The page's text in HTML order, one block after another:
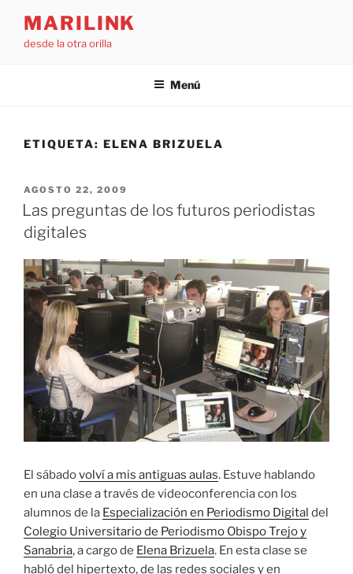
contenido
MARILINK
desde la otra orilla
Menú
ETIQUETA: ELENA BRIZUELA
PUBLICADO
EL
AGOSTO 22, 2009
Las preguntas de los futuros periodistas
digitales
El sábadovolví a mis antiguas aulas. Estuve hablando
en una clase a través de videoconferencia con los
alumnos de la Especialización en Periodismo Digital del
Colegio Universitario de Periodismo Obispo Trejo y
Sanabria, a cargo de Elena Brizuela. En esta clase se
habló del hipertexto, de las redes sociales y en